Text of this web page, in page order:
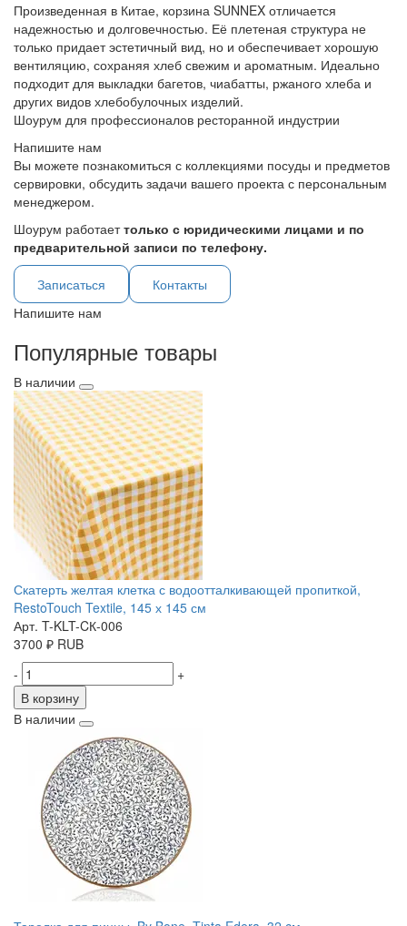
Произведенная в Китае, корзина SUNNEX отличается
надежностью и долговечностью. Её плетеная структура не
только придает эстетичный вид, но и обеспечивает хорошую
вентиляцию, сохраняя хлеб свежим и ароматным. Идеально
подходит для выкладки багетов, чиабатты, ржаного хлеба и
других видов хлебобулочных изделий.
Шоурум для профессионалов ресторанной индустрии
Напишите нам
Вы можете познакомиться с коллекциями посуды и предметов
сервировки, обсудить задачи вашего проекта с персональным
менеджером.
Шоурум работаеттолько с юридическими лицами и по
предварительной записи по телефону.
Записаться
Контакты
Напишите нам
Популярные товары
В наличии
Скатерть желтая клетка с водоотталкивающей пропиткой,
RestoTouch Textile, 145 х 145 см
Арт. T-KLT-CК-006
3700 ₽ RUB
-
+
В корзину
В наличии